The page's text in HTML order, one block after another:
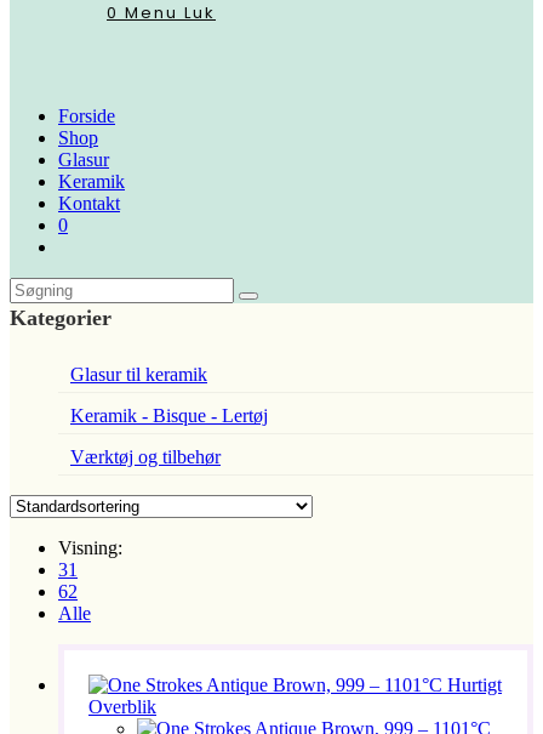
0 Menu Luk
Forside
Shop
Glasur
Keramik
Kontakt
0
Kategorier
Glasur til keramik
Keramik - Bisque - Lertøj
Værktøj og tilbehør
Visning:
31
62
Alle
Hurtigt
Overblik